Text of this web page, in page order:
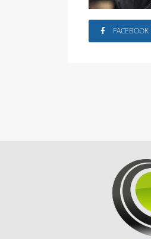
FACEBOOK